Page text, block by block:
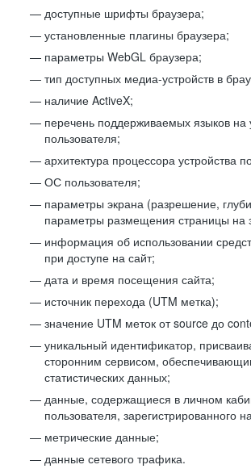
доступные шрифты браузера;
установленные плагины браузера;
параметры WebGL браузера;
тип доступных медиа-устройств в
наличие ActiveX;
перечень поддерживаемых языков на
пользователя;
архитектура процессора устройства
ОС пользователя;
параметры экрана (разрешение,
параметры размещения страницы на
информация об использовании
при доступе на сайт;
дата и время посещения сайта;
источник перехода (UTM метка);
значение UTM меток от source до
уникальный идентификатор,
сторонним сервисом,
статистических данных;
данные, содержащиеся в личном
пользователя, зарегистрированного
метрические данные;
данные сетевого трафика.